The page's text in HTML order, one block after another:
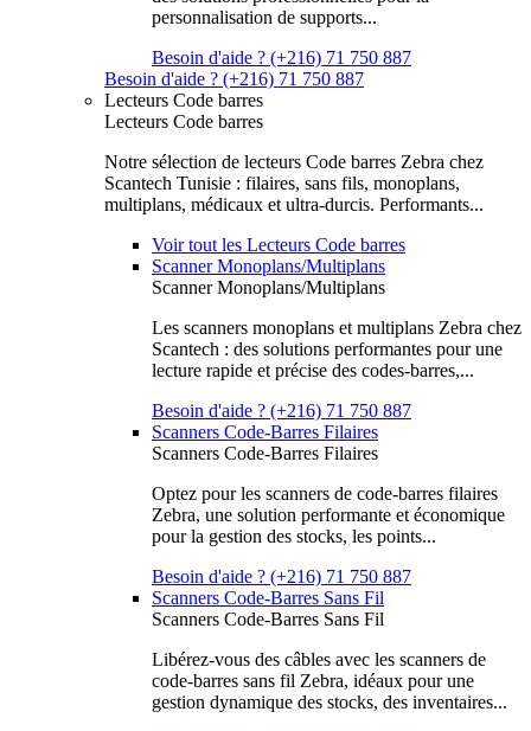
personnalisation de supports...
Besoin d'aide ? (+216) 71 750 887
Besoin d'aide ? (+216) 71 750 887
Lecteurs Code barres
Lecteurs Code barres
Notre sélection de lecteurs Code barres Zebra chez
Scantech Tunisie : filaires, sans fils, monoplans,
multiplans, médicaux et ultra-durcis. Performants...
Voir tout les Lecteurs Code barres
Scanner Monoplans/Multiplans
Scanner Monoplans/Multiplans
Les scanners monoplans et multiplans Zebra chez
Scantech : des solutions performantes pour une
lecture rapide et précise des codes-barres,...
Besoin d'aide ? (+216) 71 750 887
Scanners Code-Barres Filaires
Scanners Code-Barres Filaires
Optez pour les scanners de code-barres filaires
Zebra, une solution performante et économique
pour la gestion des stocks, les points...
Besoin d'aide ? (+216) 71 750 887
Scanners Code-Barres Sans Fil
Scanners Code-Barres Sans Fil
Libérez-vous des câbles avec les scanners de
code-barres sans fil Zebra, idéaux pour une
gestion dynamique des stocks, des inventaires...